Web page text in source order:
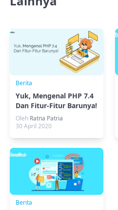
Berita
Yuk, Mengenal PHP 7.4
Dan Fitur-Fitur Barunya!
Oleh Ratna Patria
30 April 2020
Berita